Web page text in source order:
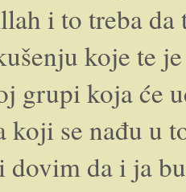
i to treba
koje te
grupi koja će
se nađu u
dovim da i ja